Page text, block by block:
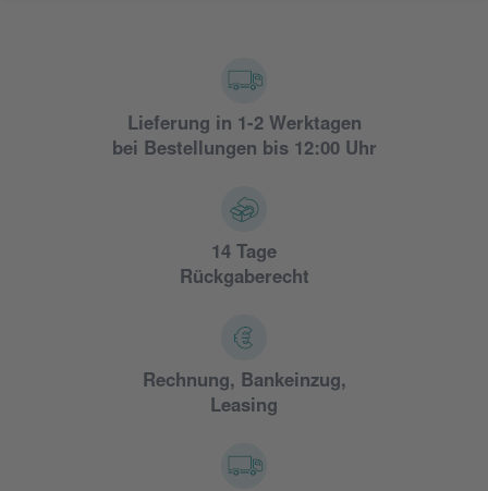
Lieferung in 1-2 Werktagen
bei Bestellungen bis 12:00 Uhr
14 Tage
Rückgaberecht
Rechnung, Bankeinzug,
Leasing